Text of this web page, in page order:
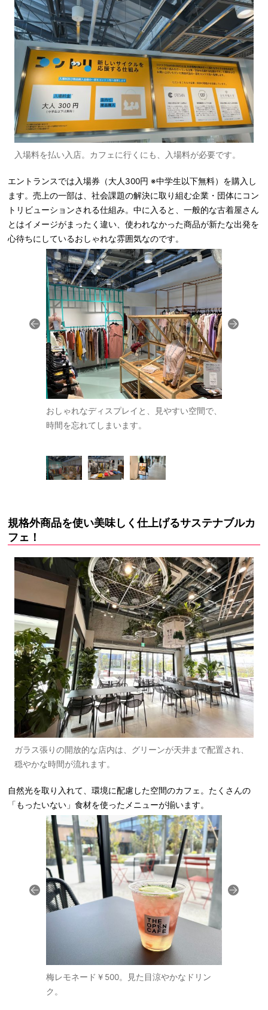
入場料を払い入店。カフェに行くにも、入場料が必要です。
エントランスでは入場券（大人300円 ※中学生以下無料）を購入し
ます。売上の一部は、社会課題の解決に取り組む企業・団体にコン
トリビューションされる仕組み。中に入ると、一般的な古着屋さん
とはイメージがまったく違い、使われなかった商品が新たな出発を
心待ちにしているおしゃれな雰囲気なのです。
おしゃれなディスプレイと、見やすい空間で、
時間を忘れてしまいます。
規格外商品を使い美味しく仕上げるサステナブルカ
フェ！
ガラス張りの開放的な店内は、グリーンが天井まで配置され、
穏やかな時間が流れます。
自然光を取り入れて、環境に配慮した空間のカフェ。たくさんの
「もったいない」食材を使ったメニューが揃います。
梅レモネード￥500。見た目涼やかなドリン
ク。